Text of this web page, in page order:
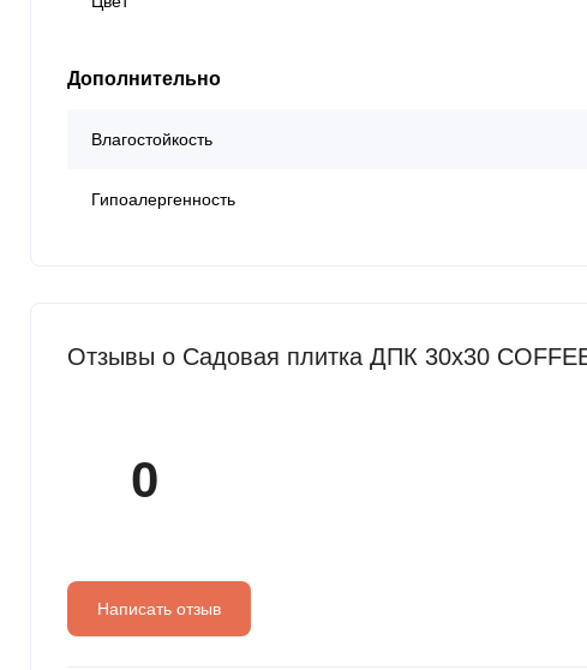
Дополнительно
Влагостойкость
Гипоалергенность
Отзывы о Садовая плитка ДПК 30x30
0
Написать отзыв